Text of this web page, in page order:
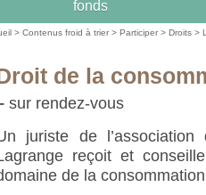
fonds
>Contenus froid à trier >Participer >Droits >
de la
sur rendez-vous
juriste de
reçoit et
de la